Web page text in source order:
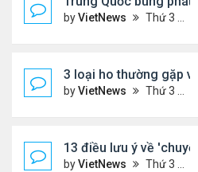
byVietNews Thứ 3 Tháng 8 09, 2022 10:10 am
3 loại ho thường gặp
byVietNews Thứ 3 Tháng 8 09, 2022 9:58 am
13 điều lưu ý về
byVietNews Thứ 3 Tháng 8 09, 2022 9:56 am